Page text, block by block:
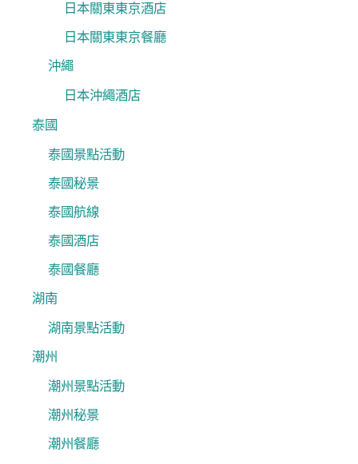
日本關東東京酒店
日本關東東京餐廳
沖繩
日本沖繩酒店
泰國
泰國景點活動
泰國秘景
泰國航線
泰國酒店
泰國餐廳
湖南
湖南景點活動
潮州
潮州景點活動
潮州秘景
潮州餐廳